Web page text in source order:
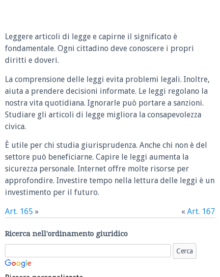
Leggere articoli di legge e capirne il significato è
fondamentale. Ogni cittadino deve conoscere i propri
diritti e doveri.
La comprensione delle leggi evita problemi legali. Inoltre,
aiuta a prendere decisioni informate. Le leggi regolano la
nostra vita quotidiana. Ignorarle può portare a sanzioni.
Studiare gli articoli di legge migliora la consapevolezza
civica.
È utile per chi studia giurisprudenza. Anche chi non è del
settore può beneficiarne. Capire le leggi aumenta la
sicurezza personale. Internet offre molte risorse per
approfondire. Investire tempo nella lettura delle leggi è un
investimento per il futuro.
Art. 165 » « Art. 167
Ricerca nell'ordinamento giuridico